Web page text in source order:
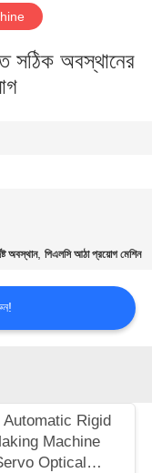
সঠিক অবস্থানের
অবস্থান,পিএলসি আঠা প্রয়োগ মেশিন
Rigid
Machine
Optical